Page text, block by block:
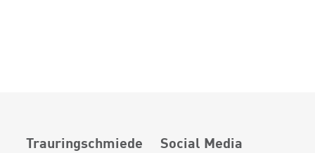
Trauringschmiede Social Media